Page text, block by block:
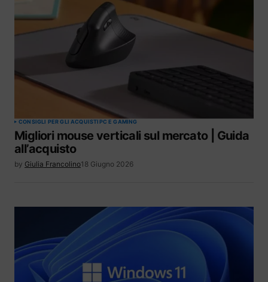
CONSIGLI PER GLI ACQUISTIPC E GAMING
Migliori mouse verticali sul mercato | Guida
all’acquisto
by Giulia Francolino18 Giugno 2026